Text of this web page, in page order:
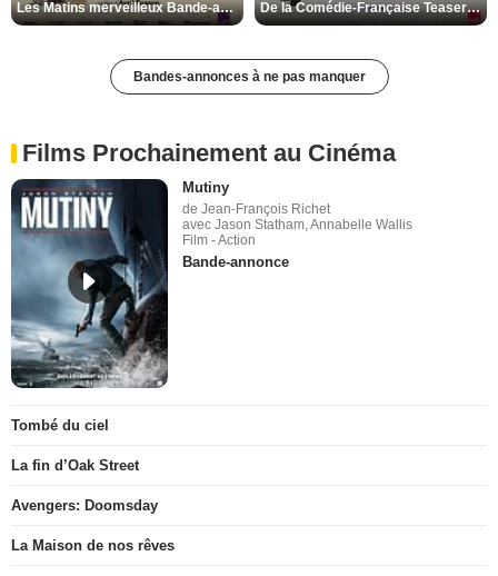
Les Matins merveilleux Bande-annonce VF De la Comédie-Française Teaser VF
Bandes-annonces à ne pas manquer
Films Prochainement au Cinéma
Mutiny
de Jean-François Richet
avec Jason Statham, Annabelle Wallis
Film - Action
Bande-annonce
Tombé du ciel
La fin d’Oak Street
Avengers: Doomsday
La Maison de nos rêves